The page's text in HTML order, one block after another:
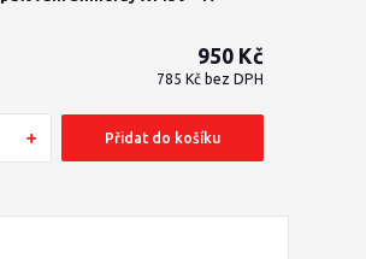
950 Kč
785 Kč bez DPH
Přidat do košíku